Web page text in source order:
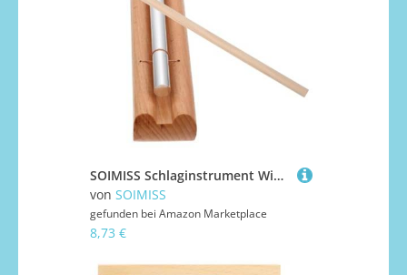
SOIMISS Schlaginstrument Windspiel Holz Klangspiel Meditationsspielzeug Fördert Konzentration und Motorische Fähigkeiten mit Holzklöppel und Angenehmem Klang
von SOIMISS
gefunden bei Amazon Marketplace
8,73 €